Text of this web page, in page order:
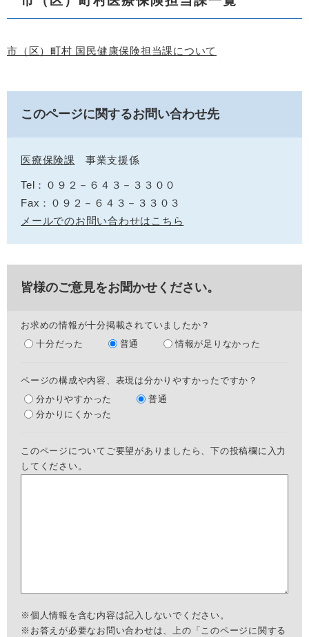
市（区）町村 国民健康保険担当課について
このページに関するお問い合わせ先
医療保険課 事業支援係
Tel：０９２－６４３－３３００
Fax：０９２－６４３－３３０３
メールでのお問い合わせはこちら
皆様のご意見をお聞かせください。
お求めの情報が十分掲載されていましたか？
十分だった
普通 情報が足りなかった
ページの構成や内容、表現は分かりやすかったですか？
分かりやすかった
普通
分かりにくかった
このページについてご要望がありましたら、下の投稿欄に入力
してください。
※個人情報を含む内容は記入しないでください。
※お答えが必要なお問い合わせは、上の「このページに関する